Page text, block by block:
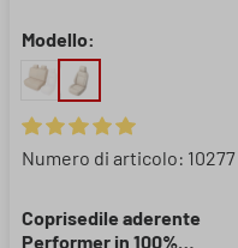
Modello:
Valutazione media di 5 su
Numero di articolo: 10277
Coprisedile aderente
Performer in 100%